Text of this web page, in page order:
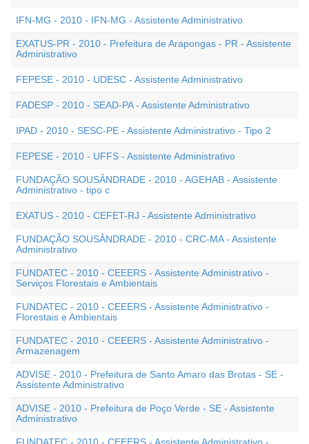
IFN-MG - 2010 - IFN-MG - Assistente Administrativo
EXATUS-PR - 2010 - Prefeitura de Arapongas - PR - Assistente
Administrativo
FEPESE - 2010 - UDESC - Assistente Administrativo
FADESP - 2010 - SEAD-PA - Assistente Administrativo
IPAD - 2010 - SESC-PE - Assistente Administrativo - Tipo 2
FEPESE - 2010 - UFFS - Assistente Administrativo
FUNDAÇÃO SOUSÂNDRADE - 2010 - AGEHAB - Assistente
Administrativo - tipo c
EXATUS - 2010 - CEFET-RJ - Assistente Administrativo
FUNDAÇÃO SOUSÂNDRADE - 2010 - CRC-MA - Assistente
Administrativo
FUNDATEC - 2010 - CEEERS - Assistente Administrativo -
Serviços Florestais e Ambientais
FUNDATEC - 2010 - CEEERS - Assistente Administrativo -
Florestais e Ambientais
FUNDATEC - 2010 - CEEERS - Assistente Administrativo -
Armazenagem
ADVISE - 2010 - Prefeitura de Santo Amaro das Brotas - SE -
Assistente Administrativo
ADVISE - 2010 - Prefeitura de Poço Verde - SE - Assistente
Administrativo